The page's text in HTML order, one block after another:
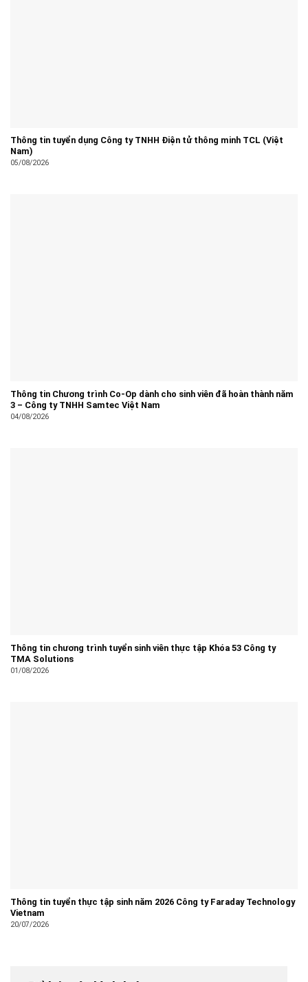
Thông tin tuyển dụng Công ty TNHH Điện tử thông minh TCL (Việt
Nam)
05/08/2026
Thông tin Chương trình Co-Op dành cho sinh viên đã hoàn thành năm
3 – Công ty TNHH Samtec Việt Nam
04/08/2026
Thông tin chương trình tuyển sinh viên thực tập Khóa 53 Công ty
TMA Solutions
01/08/2026
Thông tin tuyển thực tập sinh năm 2026 Công ty Faraday Technology
Vietnam
20/07/2026